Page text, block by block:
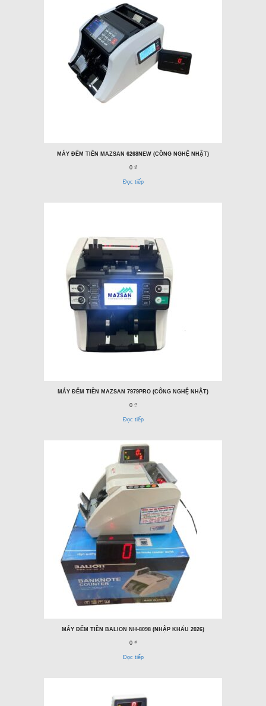
MÁY ĐẾM TIỀN MAZSAN 6268NEW (CÔNG NGHỆ NHẬT)
0 ₫
Đọc tiếp
MÁY ĐẾM TIỀN MAZSAN 7979PRO (CÔNG NGHỆ NHẬT)
0 ₫
Đọc tiếp
MÁY ĐẾM TIỀN BALION NH-8098 (NHẬP KHẨU 2026)
0 ₫
Đọc tiếp